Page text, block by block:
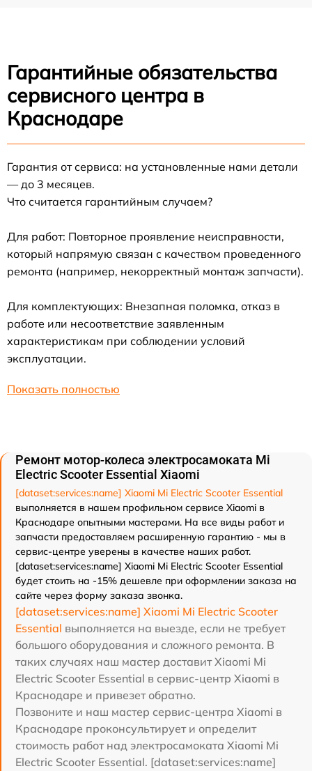
Гарантийные обязательства
сервисного центра в
Краснодаре
Гарантия от сервиса: на установленные нами детали
— до 3 месяцев.
Что считается гарантийным случаем?
Для работ: Повторное проявление неисправности,
который напрямую связан с качеством проведенного
ремонта (например, некорректный монтаж запчасти).
Для комплектующих: Внезапная поломка, отказ в
работе или несоответствие заявленным
характеристикам при соблюдении условий
эксплуатации.
Показать полностью
Ремонт мотор-колеса электросамоката Mi
Electric Scooter Essential Xiaomi
[dataset:services:name] Xiaomi Mi Electric Scooter Essential
выполняется в нашем профильном сервисе Xiaomi в
Краснодаре опытными мастерами. На все виды работ и
запчасти предоставляем расширенную гарантию - мы в
сервис-центре уверены в качестве наших работ.
[dataset:services:name] Xiaomi Mi Electric Scooter Essential
будет стоить на -15% дешевле при оформлении заказа на
сайте через форму заказа звонка.
[dataset:services:name] Xiaomi Mi Electric Scooter
Essential выполняется на выезде, если не требует
большого оборудования и сложного ремонта. В
таких случаях наш мастер доставит Xiaomi Mi
Electric Scooter Essential в сервис-центр Xiaomi в
Краснодаре и привезет обратно.
Позвоните и наш мастер сервис-центра Xiaomi в
Краснодаре проконсультирует и определит
стоимость работ над электросамоката Xiaomi Mi
Electric Scooter Essential. [dataset:services:name]